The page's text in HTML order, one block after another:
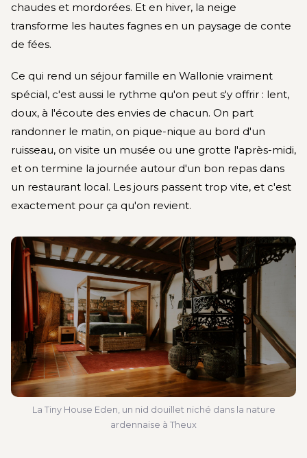
chaudes et mordorées. Et en hiver, la neige
transforme les hautes fagnes en un paysage de conte
de fées.
Ce qui rend un séjour famille en Wallonie vraiment
spécial, c'est aussi le rythme qu'on peut s'y offrir : lent,
doux, à l'écoute des envies de chacun. On part
randonner le matin, on pique-nique au bord d'un
ruisseau, on visite un musée ou une grotte l'après-midi,
et on termine la journée autour d'un bon repas dans
un restaurant local. Les jours passent trop vite, et c'est
exactement pour ça qu'on revient.
La Tiny House Eden, un nid douillet niché dans la nature
ardennaise à Theux